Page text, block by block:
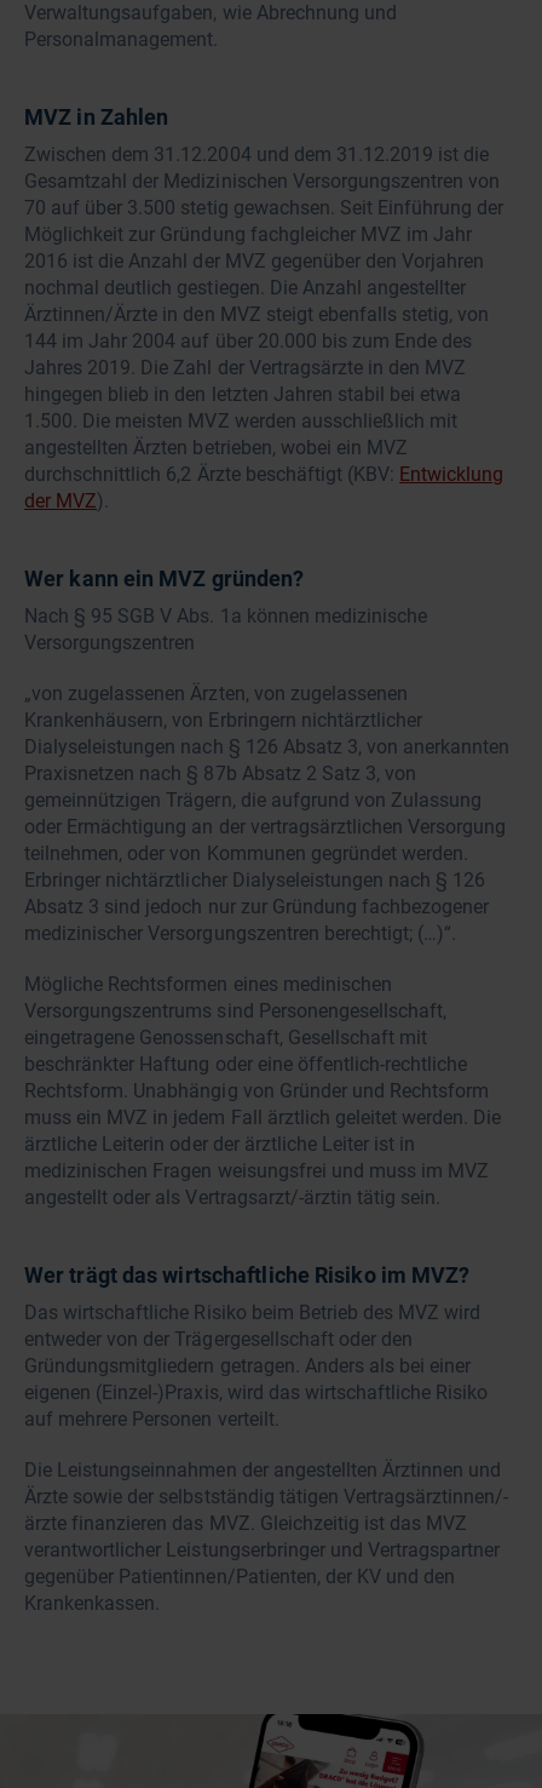
Verwaltungsaufgaben, wie Abrechnung und
Personalmanagement.
MVZ in Zahlen
Zwischen dem 31.12.2004 und dem 31.12.2019 ist die
Gesamtzahl der Medizinischen Versorgungszentren von
70 auf über 3.500 stetig gewachsen. Seit Einführung der
Möglichkeit zur Gründung fachgleicher MVZ im Jahr
2016 ist die Anzahl der MVZ gegenüber den Vorjahren
nochmal deutlich gestiegen. Die Anzahl angestellter
Ärztinnen/Ärzte in den MVZ steigt ebenfalls stetig, von
144 im Jahr 2004 auf über 20.000 bis zum Ende des
Jahres 2019. Die Zahl der Vertragsärzte in den MVZ
hingegen blieb in den letzten Jahren stabil bei etwa
1.500. Die meisten MVZ werden ausschließlich mit
angestellten Ärzten betrieben, wobei ein MVZ
durchschnittlich 6,2 Ärzte beschäftigt (KBV: Entwicklung
der MVZ).
Wer kann ein MVZ gründen?
Nach § 95 SGB V Abs. 1a können medizinische
Versorgungszentren
„von zugelassenen Ärzten, von zugelassenen
Krankenhäusern, von Erbringern nichtärztlicher
Dialyseleistungen nach § 126 Absatz 3, von anerkannten
Praxisnetzen nach § 87b Absatz 2 Satz 3, von
gemeinnützigen Trägern, die aufgrund von Zulassung
oder Ermächtigung an der vertragsärztlichen Versorgung
teilnehmen, oder von Kommunen gegründet werden.
Erbringer nichtärztlicher Dialyseleistungen nach § 126
Absatz 3 sind jedoch nur zur Gründung fachbezogener
medizinischer Versorgungszentren berechtigt; (…)“.
Mögliche Rechtsformen eines medinischen
Versorgungszentrums sind Personengesellschaft,
eingetragene Genossenschaft, Gesellschaft mit
beschränkter Haftung oder eine öffentlich-rechtliche
Rechtsform. Unabhängig von Gründer und Rechtsform
muss ein MVZ in jedem Fall ärztlich geleitet werden. Die
ärztliche Leiterin oder der ärztliche Leiter ist in
medizinischen Fragen weisungsfrei und muss im MVZ
angestellt oder als Vertragsarzt/-ärztin tätig sein.
Wer trägt das wirtschaftliche Risiko im MVZ?
Das wirtschaftliche Risiko beim Betrieb des MVZ wird
entweder von der Trägergesellschaft oder den
Gründungsmitgliedern getragen. Anders als bei einer
eigenen (Einzel-)Praxis, wird das wirtschaftliche Risiko
auf mehrere Personen verteilt.
Die Leistungseinnahmen der angestellten Ärztinnen und
Ärzte sowie der selbstständig tätigen Vertragsärztinnen/-
ärzte finanzieren das MVZ. Gleichzeitig ist das MVZ
verantwortlicher Leistungserbringer und Vertragspartner
gegenüber Patientinnen/Patienten, der KV und den
Krankenkassen.